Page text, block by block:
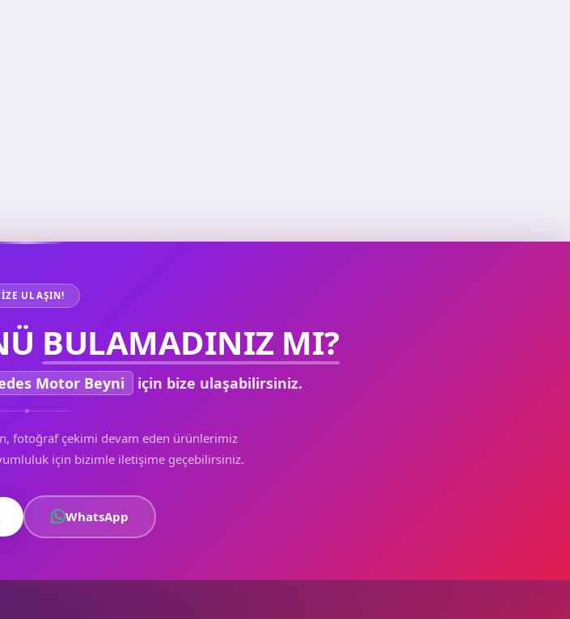
ULAŞIN!
BULAMADINIZ MI?
Motor Beyni için bize ulaşabilirsiniz.
fotoğraf çekimi devam eden ürünlerimiz
için bizimle iletişime geçebilirsiniz.
WhatsApp